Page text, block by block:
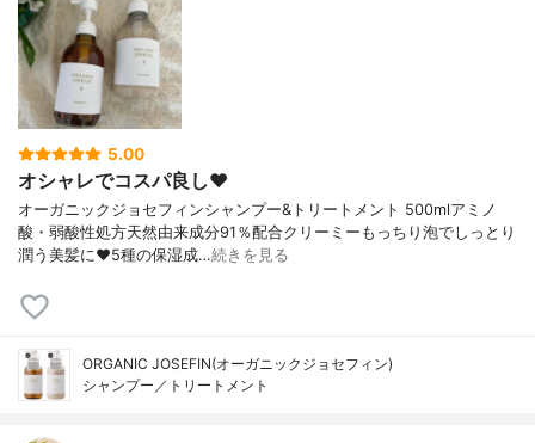
5.00
オシャレでコスパ良し❤️
オーガニックジョセフィンシャンプー&トリートメント 500mlアミノ
酸・弱酸性処方天然由来成分91％配合クリーミーもっちり泡でしっとり
潤う美髪に❤️5種の保湿成…続きを見る
ORGANIC JOSEFIN(オーガニックジョセフィン)
シャンプー／トリートメント